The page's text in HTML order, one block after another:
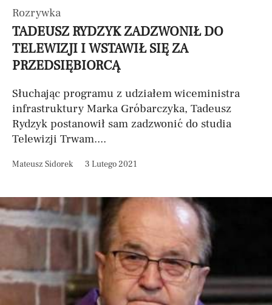
Rozrywka
TADEUSZ RYDZYK ZADZWONIŁ DO
TELEWIZJI I WSTAWIŁ SIĘ ZA
PRZEDSIĘBIORCĄ
Słuchając programu z udziałem wiceministra
infrastruktury Marka Gróbarczyka, Tadeusz
Rydzyk postanowił sam zadzwonić do studia
Telewizji Trwam....
Mateusz Sidorek 3 Lutego 2021